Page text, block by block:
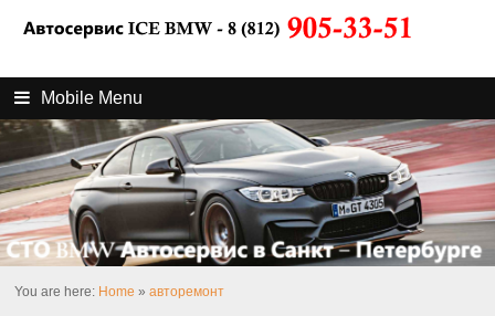
Mobile Menu
You are here: Home »авторемонт